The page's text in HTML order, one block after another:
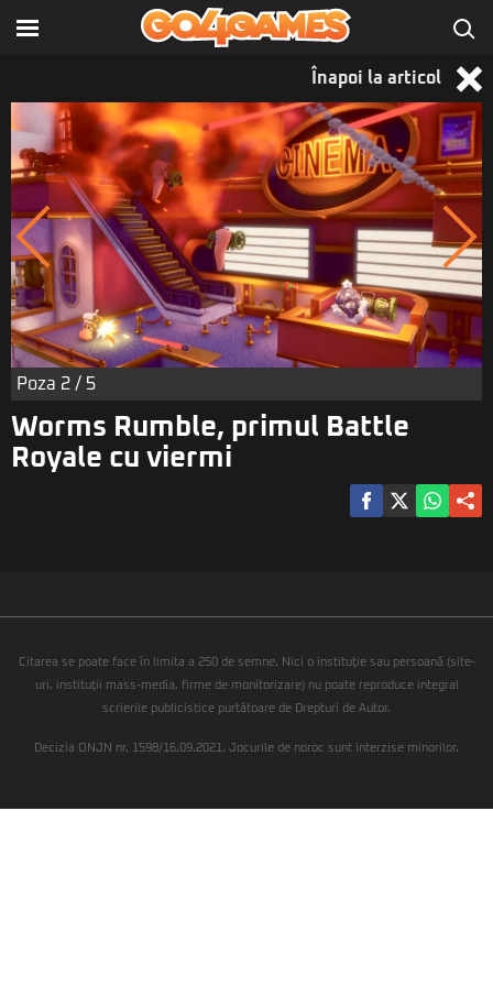
Înapoi la articol
Poza 2 / 5
Worms Rumble, primul Battle
Royale cu viermi
Citarea se poate face în limita a 250 de semne. Nici o instituţie sau persoană (site-
uri, instituţii mass-media, firme de monitorizare) nu poate reproduce integral
scrierile publicistice purtătoare de Drepturi de Autor.
Decizia ONJN nr. 1598/16.09.2021. Jocurile de noroc sunt interzise minorilor.